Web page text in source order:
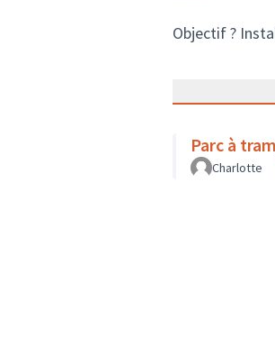
Objectif ?
Parc à
Charlotte